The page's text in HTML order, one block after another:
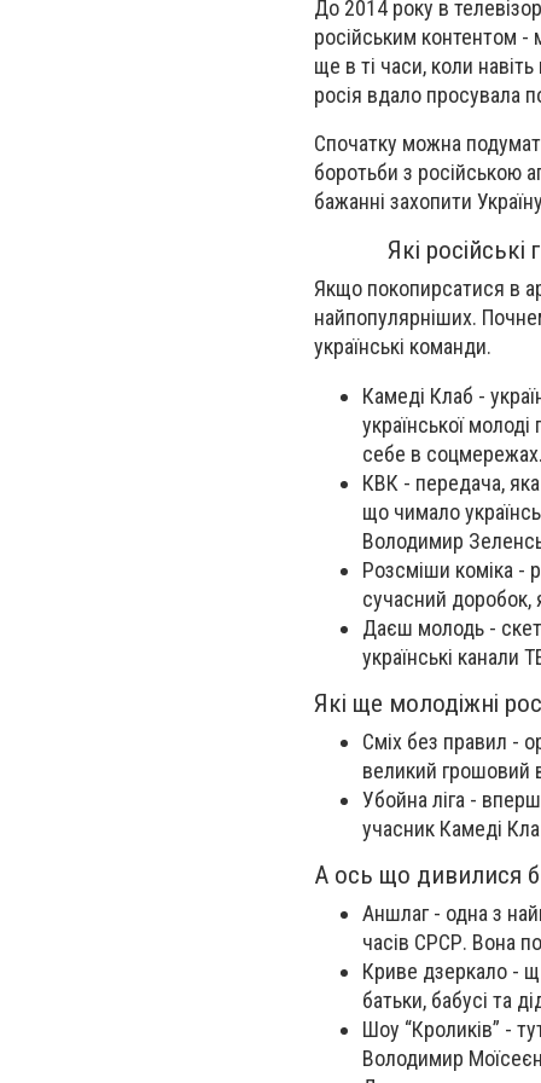
До 2014 року в
російським контентом -
ще в ті часи, коли
росія вдало просувала
Спочатку можна
боротьби з російською
бажанні захопити
Які
Якщо покопирсатися в
найпопулярніших.
українські команди.
Камеді Клаб -
української
себе в
КВК - передача,
що чимало
Володимир
Розсміши коміка -
сучасний доробок,
Даєш молодь -
українські канали
Які ще молодіжні
Сміх без правил -
великий грошовий
Убойна ліга -
учасник Камеді
А ось що дивилися
Аншлаг - одна з
часів СРСР. Вона
Криве дзеркало -
батьки, бабусі та
Шоу “Кроликів” -
Володимир